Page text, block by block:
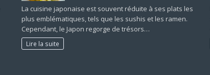
La cuisine japonaise est souvent réduite à ses plats les
plus emblématiques, tels que les sushis et les ramen.
Cependant, le Japon regorge de trésors…
Lire la suite